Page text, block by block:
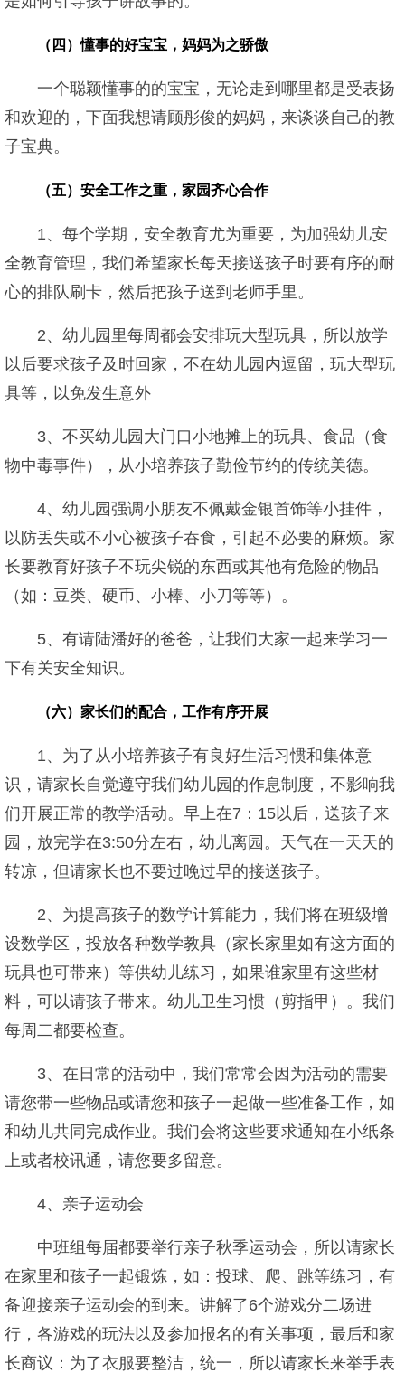
（四）懂事的好宝宝，妈妈为之骄傲
一个聪颖懂事的的宝宝，无论走到哪里都是受表扬
和欢迎的，下面我想请顾彤俊的妈妈，来谈谈自己的教
子宝典。
（五）安全工作之重，家园齐心合作
1、每个学期，安全教育尤为重要，为加强幼儿安
全教育管理，我们希望家长每天接送孩子时要有序的耐
心的排队刷卡，然后把孩子送到老师手里。
2、幼儿园里每周都会安排玩大型玩具，所以放学
以后要求孩子及时回家，不在幼儿园内逗留，玩大型玩
具等，以免发生意外
3、不买幼儿园大门口小地摊上的玩具、食品（食
物中毒事件），从小培养孩子勤俭节约的传统美德。
4、幼儿园强调小朋友不佩戴金银首饰等小挂件，
以防丢失或不小心被孩子吞食，引起不必要的麻烦。家
长要教育好孩子不玩尖锐的东西或其他有危险的物品
（如：豆类、硬币、小棒、小刀等等）。
5、有请陆潘好的爸爸，让我们大家一起来学习一
下有关安全知识。
（六）家长们的配合，工作有序开展
1、为了从小培养孩子有良好生活习惯和集体意
识，请家长自觉遵守我们幼儿园的作息制度，不影响我
们开展正常的教学活动。早上在7：15以后，送孩子来
园，放完学在3:50分左右，幼儿离园。天气在一天天的
转凉，但请家长也不要过晚过早的接送孩子。
2、为提高孩子的数学计算能力，我们将在班级增
设数学区，投放各种数学教具（家长家里如有这方面的
玩具也可带来）等供幼儿练习，如果谁家里有这些材
料，可以请孩子带来。幼儿卫生习惯（剪指甲）。我们
每周二都要检查。
3、在日常的活动中，我们常常会因为活动的需要
请您带一些物品或请您和孩子一起做一些准备工作，如
和幼儿共同完成作业。我们会将这些要求通知在小纸条
上或者校讯通，请您要多留意。
4、亲子运动会
中班组每届都要举行亲子秋季运动会，所以请家长
在家里和孩子一起锻炼，如：投球、爬、跳等练习，有
备迎接亲子运动会的到来。讲解了6个游戏分二场进
行，各游戏的玩法以及参加报名的有关事项，最后和家
长商议：为了衣服要整洁，统一，所以请家长来举手表